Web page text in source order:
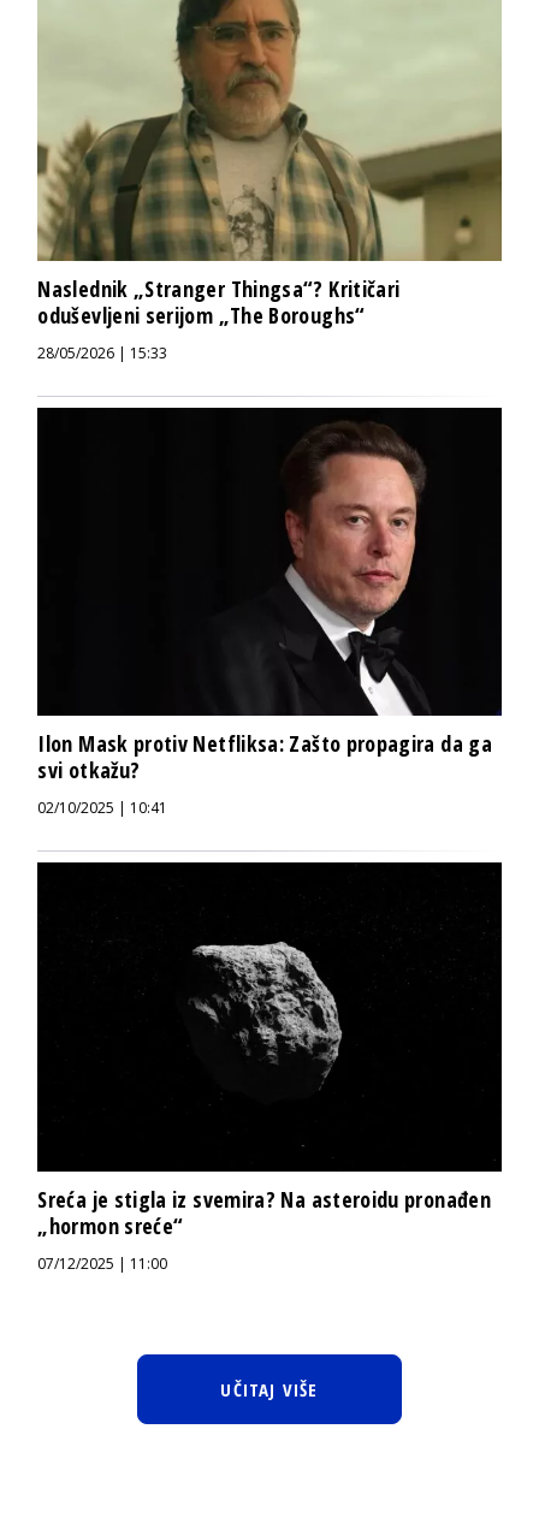
Naslednik „Stranger Thingsa“? Kritičari
oduševljeni serijom „The Boroughs“
28/05/2026 | 15:33
Ilon Mask protiv Netfliksa: Zašto propagira da ga
svi otkažu?
02/10/2025 | 10:41
Sreća je stigla iz svemira? Na asteroidu pronađen
„hormon sreće“
07/12/2025 | 11:00
UČITAJ VIŠE